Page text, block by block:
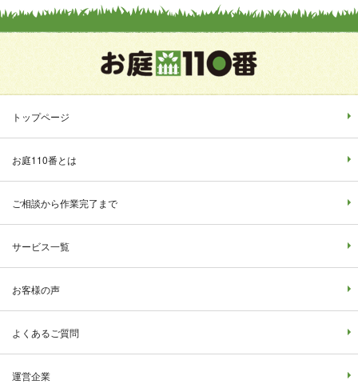
トップページ
お庭110番とは
ご相談から作業完了まで
サービス一覧
お客様の声
よくあるご質問
運営企業